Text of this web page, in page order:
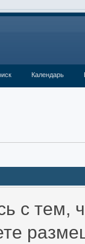
Календарь
с тем,